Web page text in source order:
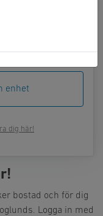
enhet
dig här!
bostad och för dig
Logga in med